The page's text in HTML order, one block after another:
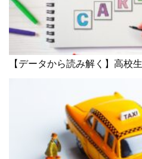
【データから読み解く】高校